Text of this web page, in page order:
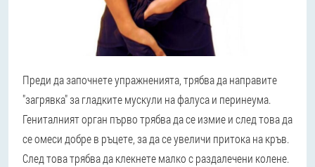
Преди да започнете упражненията, трябва да направите
"загрявка" за гладките мускули на фалуса и перинеума.
Гениталният орган първо трябва да се измие и след това да
се омеси добре в ръцете, за да се увеличи притока на кръв.
След това трябва да клекнете малко с раздалечени колене.